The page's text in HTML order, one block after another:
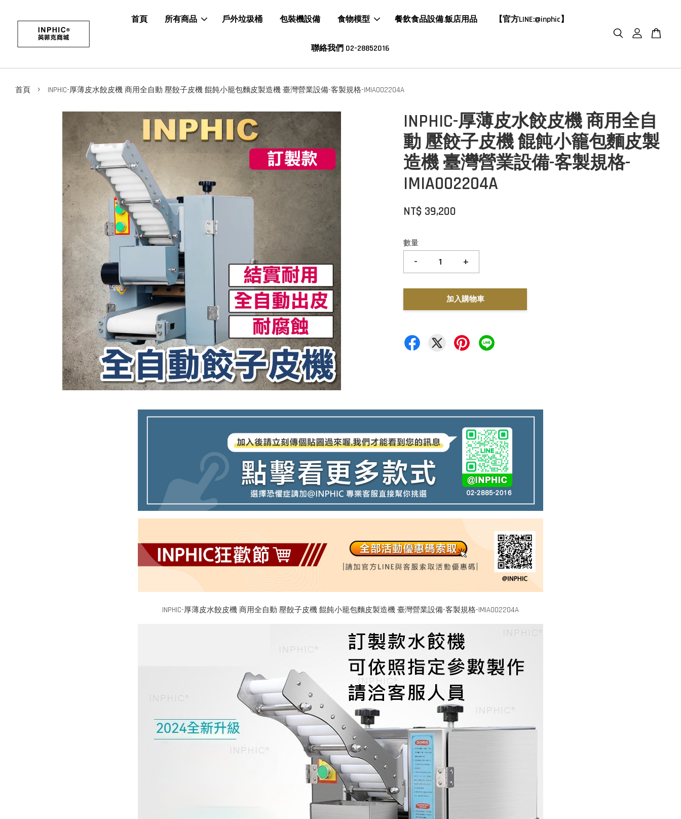
首頁 所有商品 戶外垃圾桶 包裝機設備 食物模型 餐飲食品設備.飯店用品 【官方LINE:@inphic】
聯絡我們 02-28852016
首頁 › INPHIC-厚薄皮水餃皮機 商用全自動 壓餃子皮機 餛飩小籠包麵皮製造機 臺灣營業設備-客製規格-IMIA002204A
INPHIC-厚薄皮水餃皮機 商用全自
動 壓餃子皮機 餛飩小籠包麵皮製
造機 臺灣營業設備-客製規格-
IMIA002204A
NT$ 39,200
數量
- +
加入購物車
INPHIC-厚薄皮水餃皮機 商用全自動 壓餃子皮機 餛飩小籠包麵皮製造機 臺灣營業設備-客製規格-IMIA002204A